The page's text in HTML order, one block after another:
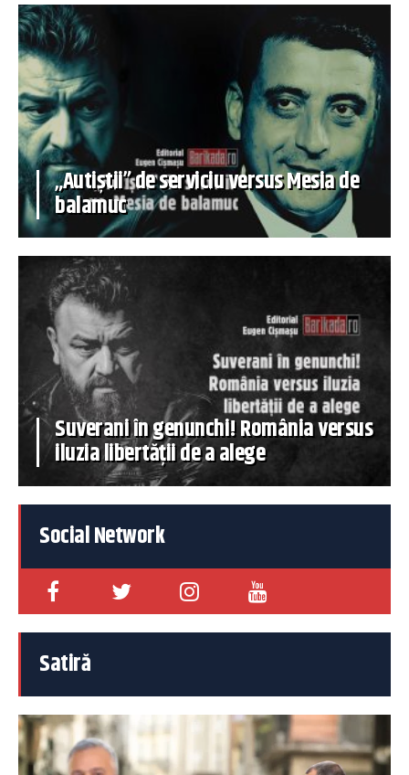
„Autiștii” de serviciu versus Mesia de
balamuc
Suverani în genunchi! România versus
iluzia libertății de a alege
Social Network
Satiră